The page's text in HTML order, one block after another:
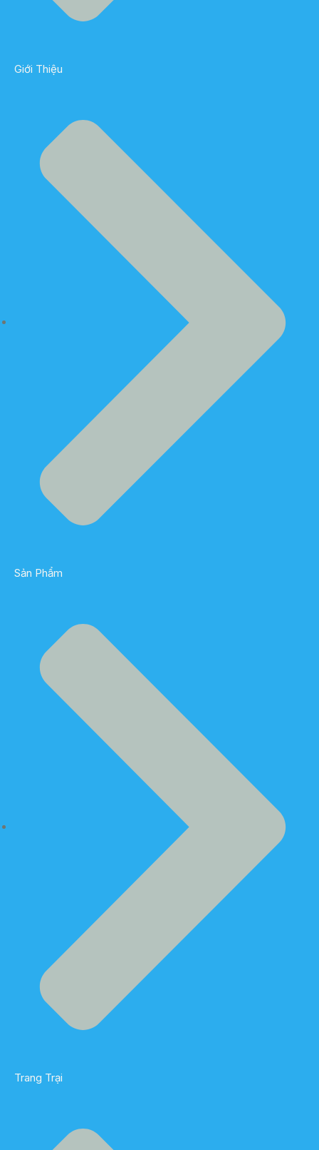
Giới Thiệu
Sản Phẩm
Trang Trại